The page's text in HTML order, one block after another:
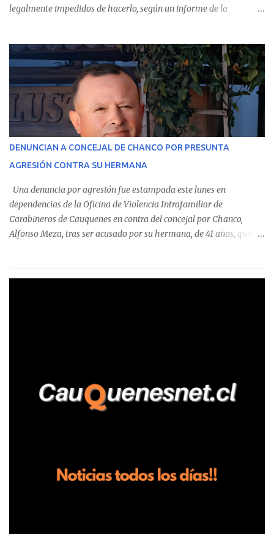
legalmente impedidos de hacerlo, según un informe de la
estableció que estos funcionarios —quienes administran o
custodian fondos públicos— efectuaron transacciones por un
monto total de $116.075.918 entre enero de 2024 y junio de 2025.
En el detalle regional, se indica que en la comuna de Cauquenes se
identificó a cuatro funcionarios involucrados en este tipo de
operaciones. Asimismo, se precisa que uno de los casos
corresponde a un funcionario de la Municipalidad de Chanco,
detectaron incumplimientos a la normativa vigente. El informe
precisa que la mayor cantidad de dinero apostado se registró en
Talca, donde...
DENUNCIAN A CONCEJAL DE CHANCO POR PRESUNTA
AGRESIÓN CONTRA SU HERMANA
Una denuncia por agresión fue estampada este lunes en
dependencias de la Oficina de Violencia Intrafamiliar de
Carabineros de Cauquenes en contra del concejal por Chanco,
Alfonso Meza, tras ser acusado por su hermana, de 41 años, quien
relató que los hechos ocurrieron cerca de las 11:30 horas en el
trabajadores, el edil descendió del vehículo y, en medio de la
confrontación, la habría tomado de los hombros, empujado al
suelo y agredido con golpes de pies y manos, mientr...